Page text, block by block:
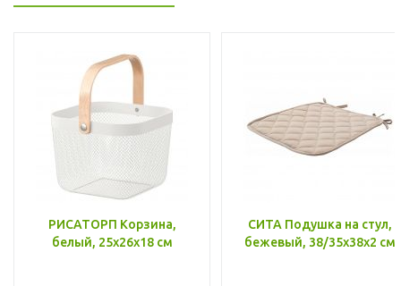
РИСАТОРП Корзина,
белый, 25x26x18 см
СИТА Подушка на стул,
бежевый, 38/35x38x2 см